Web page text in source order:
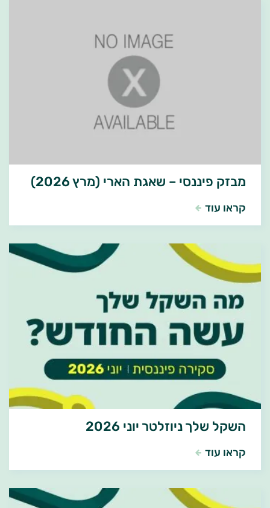
מבזק פיננסי – שאגת הארי (מרץ 2026)
קראו עוד
השקל שלך ניוזלטר יוני 2026
קראו עוד